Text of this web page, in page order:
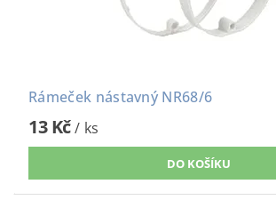
Rámeček nástavný NR68/6
13 Kč/ ks